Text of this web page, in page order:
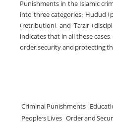
Punishments in the Islamic
into three categories: Hudud
(retribution), and Ta’zir
indicates that in all these
order, security, and protecting
Criminal Punishments
People’s Lives Order and